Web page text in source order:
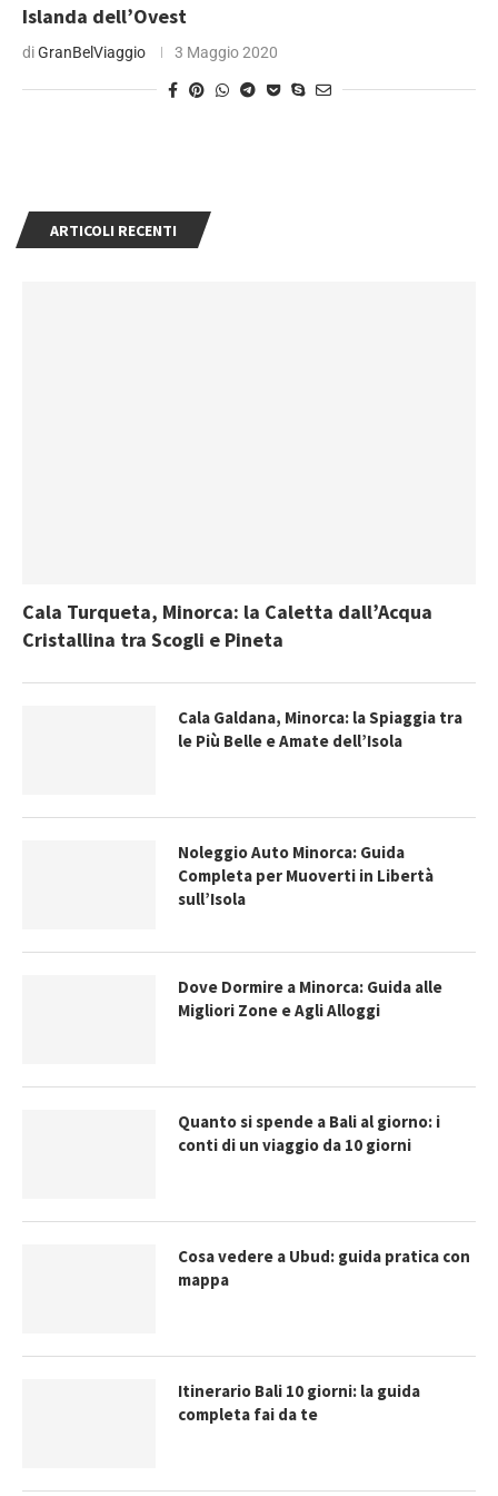
Islanda dell’Ovest
diGranBelViaggio 3 Maggio 2020
ARTICOLI RECENTI
Cala Turqueta, Minorca: la Caletta dall’Acqua
Cristallina tra Scogli e Pineta
Cala Galdana, Minorca: la Spiaggia tra
le Più Belle e Amate dell’Isola
Noleggio Auto Minorca: Guida
Completa per Muoverti in Libertà
sull’Isola
Dove Dormire a Minorca: Guida alle
Migliori Zone e Agli Alloggi
Quanto si spende a Bali al giorno: i
conti di un viaggio da 10 giorni
Cosa vedere a Ubud: guida pratica con
mappa
Itinerario Bali 10 giorni: la guida
completa fai da te